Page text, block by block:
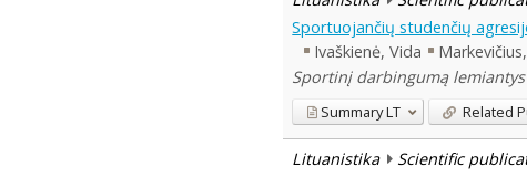
Sportuojančių studenčių
Ivaškienė, Vida
Sportinį darbingumą
SummaryLT Related
Lituanistika Scientific